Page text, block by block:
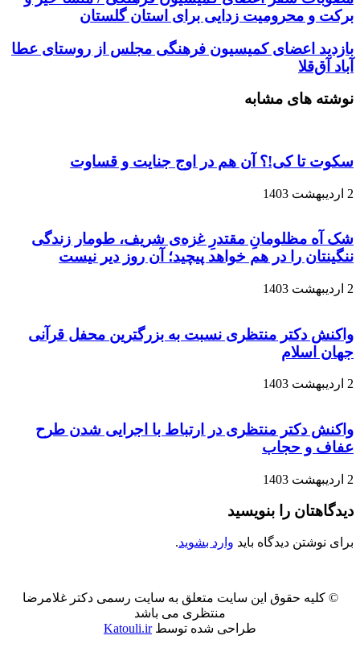
وارد
کنید
برکت و محرومیت زدایی برای استان گلستان
بازدید اعضای کمیسیون فرهنگی مجلس از روستای عطا
آباد آق‌قلا
نوشته های مشابه
سکوت تا کی!؟ آن هم در اوج جنایت و قساوت
2 اردیبهشت 1403
شک آه مظلومانِ مقتدرِ غزه‌ی شریف، طومار زندگی
ننگینتان را در هم خواهد پیچید؛ آن روز دیر نیست
2 اردیبهشت 1403
واکنش دکتر منتظری نسبت به بزرگترین محفل قرآنی
جهان اسلام
2 اردیبهشت 1403
واکنش دکتر منتظری در ارتباط با اجرایی شدن طرح
عفاف و حجاب
2 اردیبهشت 1403
دیدگاهتان را بنویسید
برای نوشتن دیدگاه باید وارد بشوید.
© کلیه حقوق این سایت متعلق به سایت رسمی دکتر غلامرضا
منتظری می باشد
طراحی شده توسطKatouli.ir